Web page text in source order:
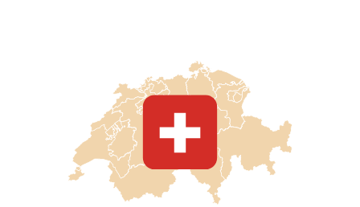
Швейцария предлагает уникальное
сочетание конфиденциальности,
эксклюзивности и культурного